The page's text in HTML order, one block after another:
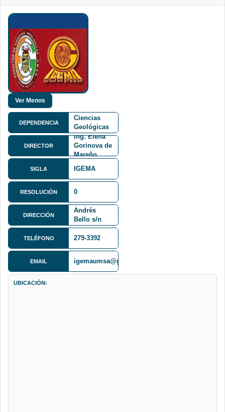
DEPENDENCIA
Ciencias
Geológicas
FCG
DIRECTOR
Ing. Elena
Gorinova de
Mareño
SIGLA IGEMA
RESOLUCIÓN 0
DIRECCIÓN
Calle 27 y
Andrés
Bello s/n
Cota Cota
TELÉFONO 279-3392
EMAIL igemaumsa@gmail.com
UBICACIÓN: